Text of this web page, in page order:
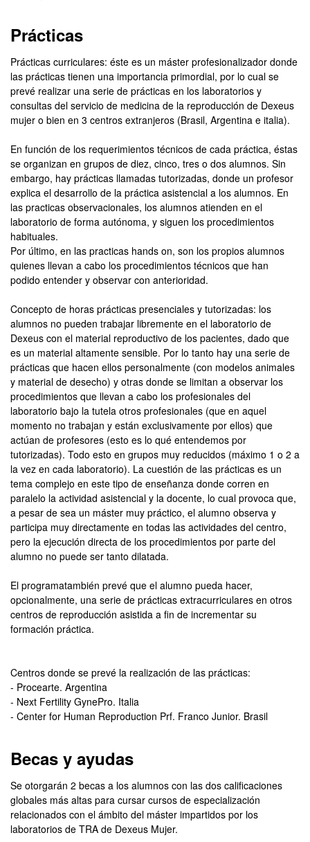
Prácticas
Prácticas curriculares: éste es un máster profesionalizador donde
las prácticas tienen una importancia primordial, por lo cual se
prevé realizar una serie de prácticas en los laboratorios y
consultas del servicio de medicina de la reproducción de Dexeus
mujer o bien en 3 centros extranjeros (Brasil, Argentina e italia).
En función de los requerimientos técnicos de cada práctica, éstas
se organizan en grupos de diez, cinco, tres o dos alumnos. Sin
embargo, hay prácticas llamadas tutorizadas, donde un profesor
explica el desarrollo de la práctica asistencial a los alumnos. En
las practicas observacionales, los alumnos atienden en el
laboratorio de forma autónoma, y siguen los procedimientos
habituales.
Por último, en las practicas hands on, son los propios alumnos
quienes llevan a cabo los procedimientos técnicos que han
podido entender y observar con anterioridad.
Concepto de horas prácticas presenciales y tutorizadas: los
alumnos no pueden trabajar libremente en el laboratorio de
Dexeus con el material reproductivo de los pacientes, dado que
es un material altamente sensible. Por lo tanto hay una serie de
prácticas que hacen ellos personalmente (con modelos animales
y material de desecho) y otras donde se limitan a observar los
procedimientos que llevan a cabo los profesionales del
laboratorio bajo la tutela otros profesionales (que en aquel
momento no trabajan y están exclusivamente por ellos) que
actúan de profesores (esto es lo qué entendemos por
tutorizadas). Todo esto en grupos muy reducidos (máximo 1 o 2 a
la vez en cada laboratorio). La cuestión de las prácticas es un
tema complejo en este tipo de enseñanza donde corren en
paralelo la actividad asistencial y la docente, lo cual provoca que,
a pesar de sea un máster muy práctico, el alumno observa y
participa muy directamente en todas las actividades del centro,
pero la ejecución directa de los procedimientos por parte del
alumno no puede ser tanto dilatada.
El programatambién prevé que el alumno pueda hacer,
opcionalmente, una serie de prácticas extracurriculares en otros
centros de reproducción asistida a fin de incrementar su
formación práctica.
Centros donde se prevé la realización de las prácticas:
- Procearte. Argentina
- Next Fertility GynePro. Italia
- Center for Human Reproduction Prf. Franco Junior. Brasil
Becas y ayudas
Se otorgarán 2 becas a los alumnos con las dos calificaciones
globales más altas para cursar cursos de especialización
relacionados con el ámbito del máster impartidos por los
laboratorios de TRA de Dexeus Mujer.